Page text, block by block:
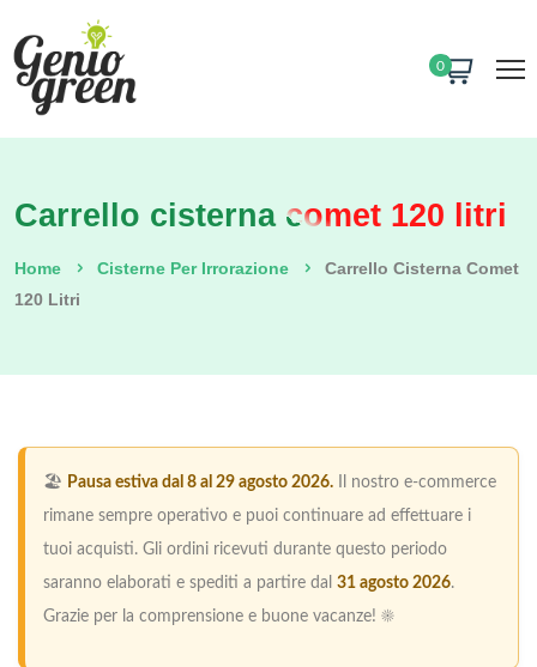
0
Carrello cisterna comet 120 litri
Home Cisterne Per Irrorazione
Carrello Cisterna Comet
120 Litri
🏖️ Pausa estiva dal 8 al 29 agosto 2026. Il nostro e-commerce
rimane sempre operativo e puoi continuare ad effettuare i
tuoi acquisti. Gli ordini ricevuti durante questo periodo
saranno elaborati e spediti a partire dal 31 agosto 2026.
Grazie per la comprensione e buone vacanze! ☀️